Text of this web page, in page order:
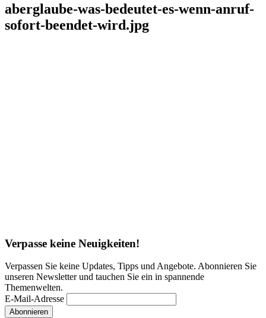
aberglaube-was-bedeutet-es-wenn-anruf-
sofort-beendet-wird.jpg
Verpasse keine Neuigkeiten!
Verpassen Sie keine Updates, Tipps und Angebote. Abonnieren Sie
unseren Newsletter und tauchen Sie ein in spannende
Themenwelten.
E-Mail-Adresse